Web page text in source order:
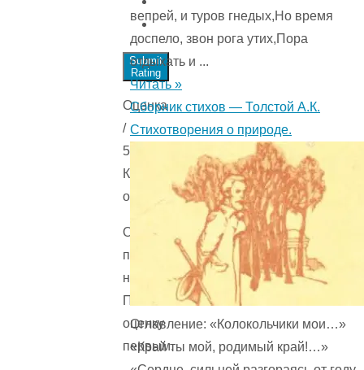
Submit
Rating
Оценка
/
5.
Количестов
оценок
Оценок
пока
нет.
Поставьте
оценку
первым.
вепрей, и туров гнедых,Но время
доспело, звон рога утих,Пора
отдыхать и ...
Читать »
Сборник стихов — Толстой А.К.
Стихотворения о природе.
Оглавление: «Колокольчики мои…»
«Край ты мой, родимый край!…»